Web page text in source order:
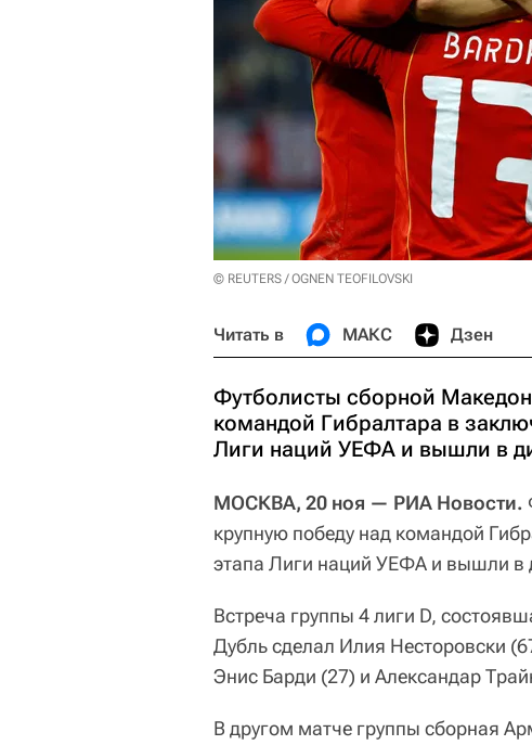
© REUTERS / OGNEN TEOFILOVSKI
Читать в МАКС Дзен
Футболисты сборной
командой Гибралтара в
Лиги наций УЕФА и вышли в
МОСКВА, 20 ноя — РИА Новости.
крупную победу над командой
этапа Лиги наций УЕФА и вышли в
Встреча группы 4 лиги D,
Дубль сделал Илия Несторовски
Энис Барди (27) и Александар
В другом матче группы сборная